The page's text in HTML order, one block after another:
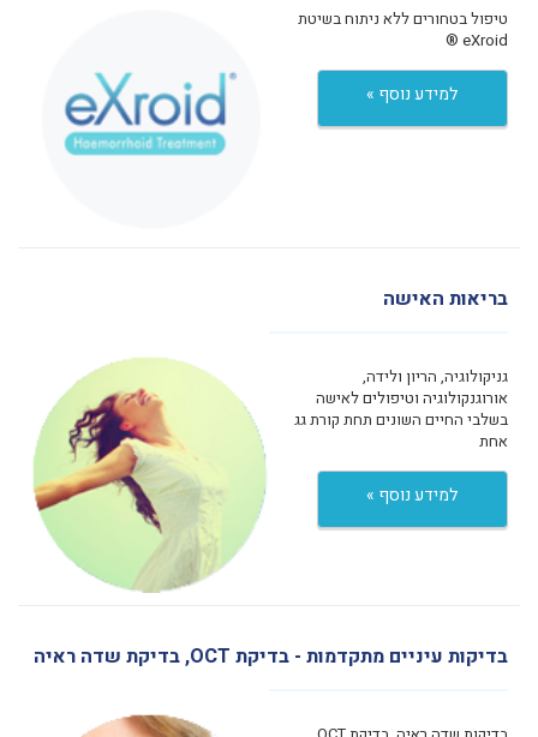
טיפול בטחורים ללא ניתוח בשיטת
eXroid ®
למידע נוסף »
בריאות האישה
גניקולוגיה, הריון ולידה,
אורוגנקולוגיה וטיפולים לאישה
בשלבי החיים השונים תחת קורת גג
אחת
למידע נוסף »
בדיקות עיניים מתקדמות - בדיקת OCT, בדיקת שדה ראיה